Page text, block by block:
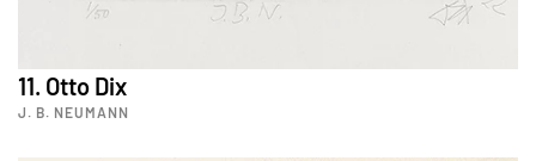
11. Otto Dix
J. B. NEUMANN